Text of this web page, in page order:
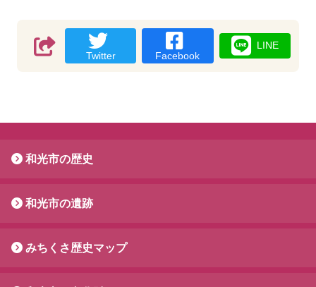
Twitter Facebook
LINE
和光市の歴史
和光市の遺跡
みちくさ歴史マップ